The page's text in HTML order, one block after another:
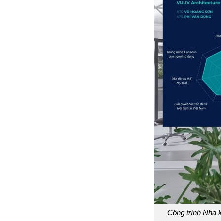
Công trình Nha